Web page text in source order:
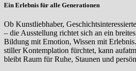
Ein Erlebnis für alle Generationen
Ob Kunstliebhaber,
– die Ausstellung richtet sich an ein
Bildung mit Emotion, Wissen mit
stiller Kontemplation fürchtet, kann
bleibt Raum für Ruhe, Staunen und